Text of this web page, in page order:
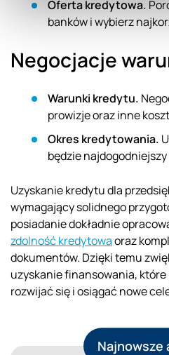
Oferta kredytowa.
banków i wybierz
Negocjacje
Warunki kredytu.
prowizje oraz inne
Okres kredytowania.
będzie
Uzyskanie kredytu dla
wymagający solidnego
posiadanie dokładnie
zdolność kredytowaoraz
dokumentów. Dzięki temu
uzyskanie finansowania,
rozwijać się i osiągać nowe
Najnowsze